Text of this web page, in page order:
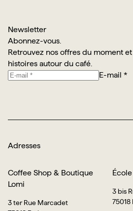
Newsletter
Abonnez-vous.
Retrouvez nos offres du moment
histoires autour du café.
E-mail *
Adresses
Coffee Shop & Boutique
Lomi
3 ter Rue Marcadet
3 bis
75018